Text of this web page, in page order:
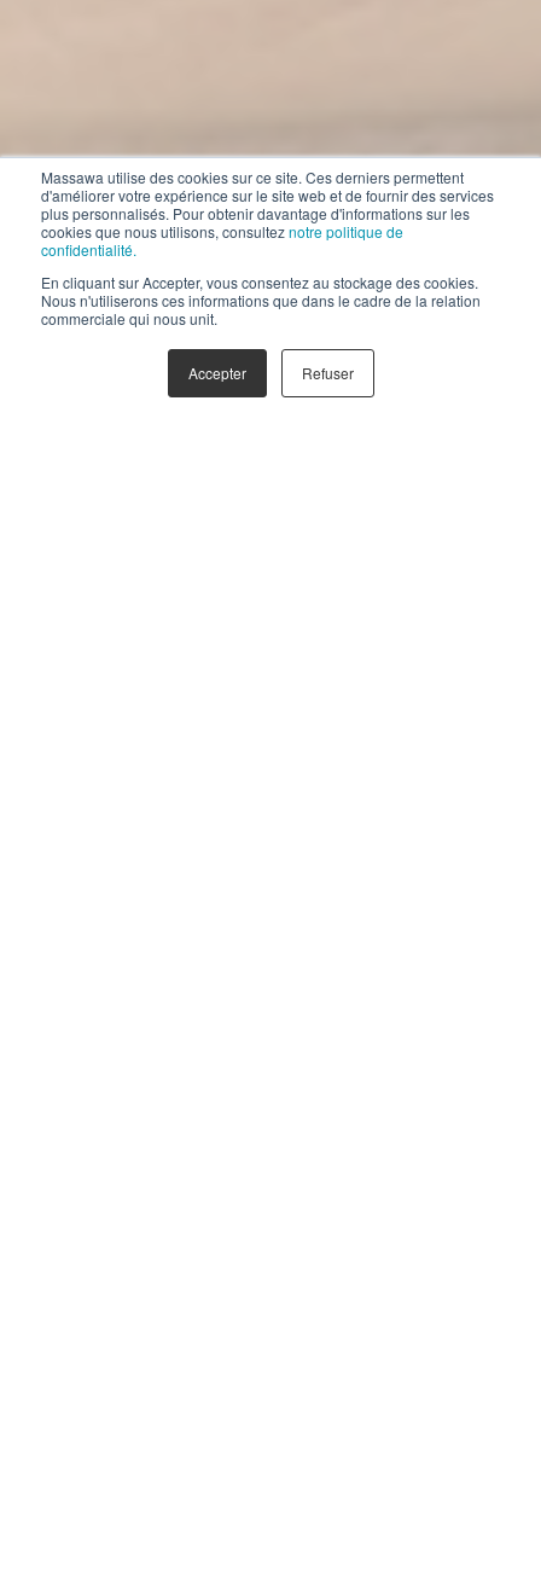
Massawa utilise des cookies sur ce site. Ces derniers permettent
d'améliorer votre expérience sur le site web et de fournir des services
plus personnalisés. Pour obtenir davantage d'informations sur les
cookies que nous utilisons, consulteznotre politique de
confidentialité.
En cliquant sur Accepter, vous consentez au stockage des cookies.
Nous n'utiliserons ces informations que dans le cadre de la relation
commerciale qui nous unit.
Accepter Refuser